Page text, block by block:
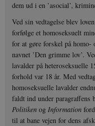
dem ud i en ’asocial’,
Ved sin vedtagelse blev
forfølge et homoseksuelt
for at gøre forskel på
navnet ’Den grimme lov’.
lavalder på heteroseksuelle
forhold var 18 år. Med
homoseksuelle lavalder
faldt ind under paragraffens
Politiken ogInformation
til at bane vejen for dens